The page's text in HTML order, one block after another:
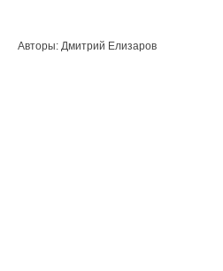
Авторы: Дмитрий Елизаров